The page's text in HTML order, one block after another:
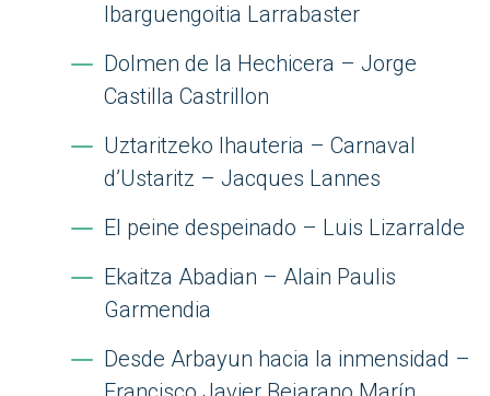
Ibarguengoitia Larrabaster
Dolmen de la Hechicera – Jorge
Castilla Castrillon
Uztaritzeko Ihauteria – Carnaval
d’Ustaritz – Jacques Lannes
El peine despeinado – Luis Lizarralde
Ekaitza Abadian – Alain Paulis
Garmendia
Desde Arbayun hacia la inmensidad –